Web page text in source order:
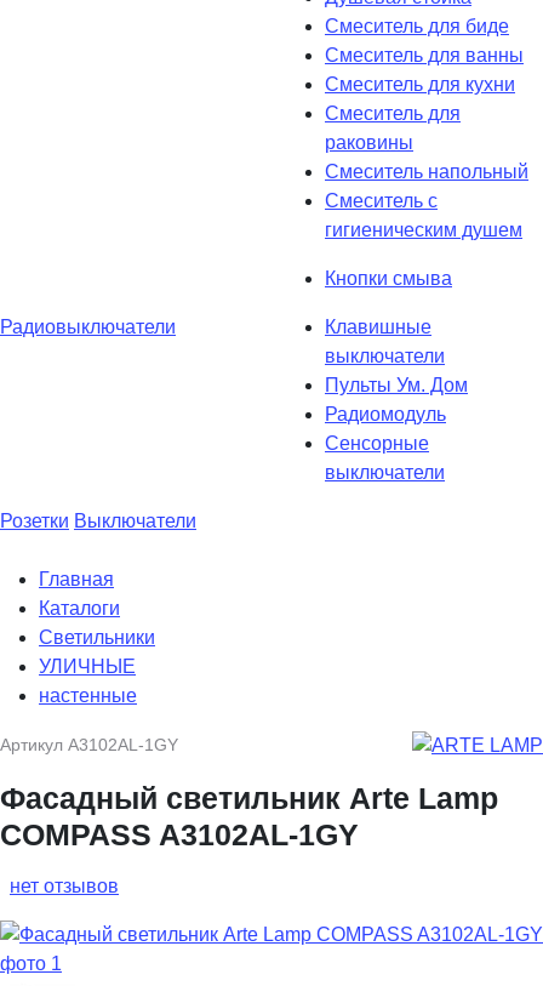
Смеситель для биде
Смеситель для ванны
Смеситель для кухни
Смеситель для
раковины
Смеситель напольный
Смеситель с
гигиеническим душем
Кнопки смыва
Радиовыключатели
Клавишные
выключатели
Пульты Ум. Дом
Радиомодуль
Сенсорные
выключатели
Розетки Выключатели
Главная
Каталоги
Светильники
УЛИЧНЫЕ
настенные
Артикул A3102AL-1GY
Фасадный светильник Arte Lamp
COMPASS A3102AL-1GY
нет отзывов